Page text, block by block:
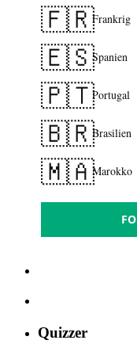
🇫🇷Frankrig
🇪🇸Spanien
🇵🇹Portugal
🇧🇷Brasilien
🇲🇦Marokko
Quizzer